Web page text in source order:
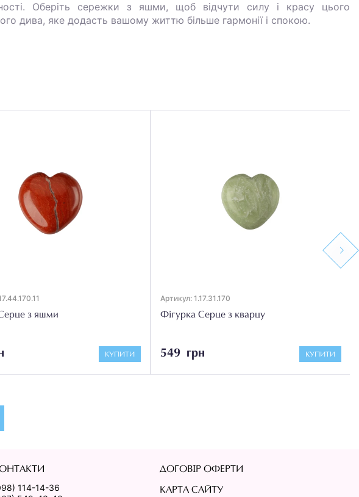
Оберіть сережки з яшми, щоб відчути силу і красу цього
дива, яке додасть вашому життю більше гармонії і спокою.
з яшми
КУПИТИ
Артикул: 1.17.31.170
Фігурка Серце з кварцу
549 грн КУПИТИ
Next
114-14-36
ДОГОВІР ОФЕРТИ
КАРТА САЙТУ